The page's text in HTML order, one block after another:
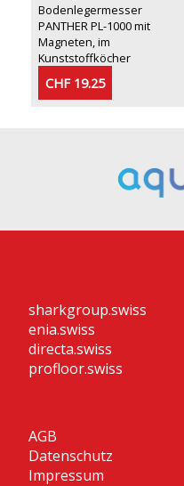
Bodenlegermesser
PANTHER PL-1000 mit
Magneten, im
Kunststoffköcher
CHF 19.25
sharkgroup.swiss
enia.swiss
directa.swiss
profloor.swiss
AGB
Datenschutz
Impressum